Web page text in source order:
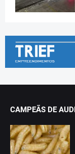
CAMPEÃS DE